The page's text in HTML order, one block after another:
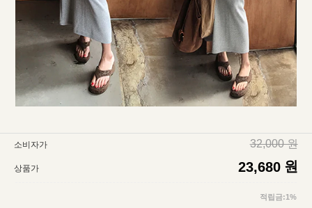
소비자가 32,000 원
상품가 23,680 원
적립금:1%